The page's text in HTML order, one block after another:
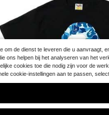
de dienst te leveren die u
ons helpen bij het analyseren van het
cookies toe die nodig zijn voor de
cookie-instellingen aan te passen,